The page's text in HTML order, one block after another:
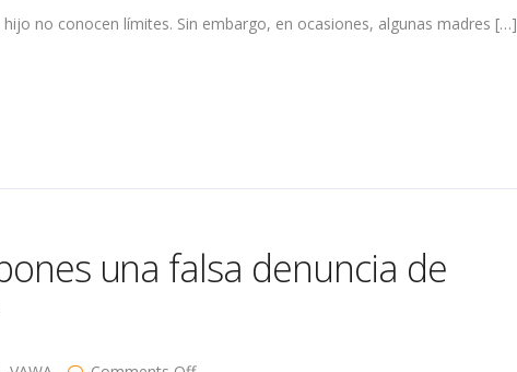
no conocen límites. Sin embargo, en ocasiones, algunas madres […]
una falsa denuncia de